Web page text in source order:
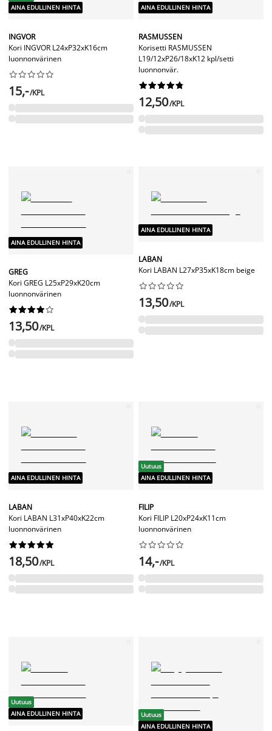
AINA EDULLINEN HINTA
INGVOR
Kori INGVOR L24xP32xK16cm
luonnonvärinen






15,-/KPL
AINA EDULLINEN HINTA
RASMUSSEN
Korisetti RASMUSSEN
L19/12xP26/18xK12 kpl/setti
luonnonvär.






12,50/KPL
AINA EDULLINEN HINTA
GREG
Kori GREG L25xP29xK20cm
luonnonvärinen






13,50/KPL
AINA EDULLINEN HINTA
LABAN
Kori LABAN L27xP35xK18cm beige






13,50/KPL
AINA EDULLINEN HINTA
LABAN
Kori LABAN L31xP40xK22cm
luonnonvärinen






18,50/KPL
Uutuus
AINA EDULLINEN HINTA
FILIP
Kori FILIP L20xP24xK11cm
luonnonvärinen






14,-/KPL
Uutuus
AINA EDULLINEN HINTA
Uutuus
AINA EDULLINEN HINTA